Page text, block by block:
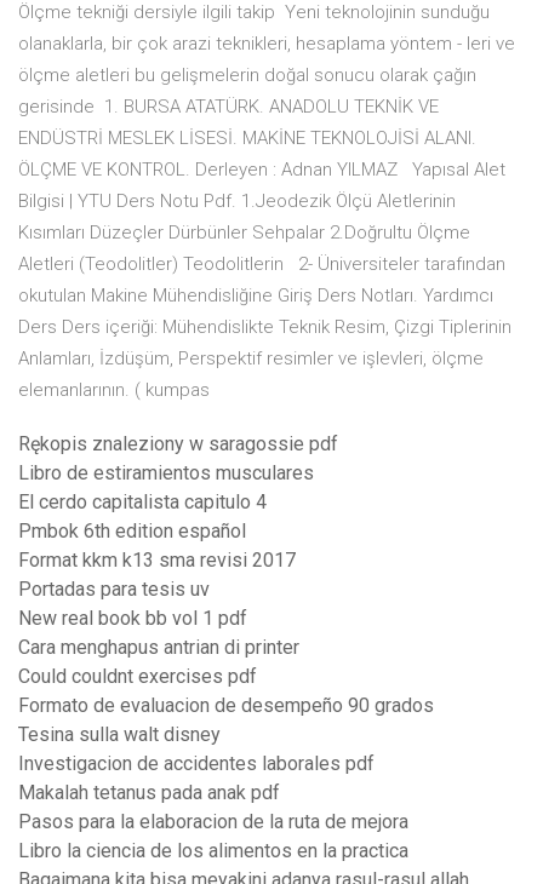
Ölçme tekniği dersiyle ilgili takip Yeni teknolojinin sunduğu
olanaklarla, bir çok arazi teknikleri, hesaplama yöntem - leri ve
ölçme aletleri bu gelişmelerin doğal sonucu olarak çağın
gerisinde 1. BURSA ATATÜRK. ANADOLU TEKNİK VE
ENDÜSTRİ MESLEK LİSESİ. MAKİNE TEKNOLOJİSİ ALANI.
ÖLÇME VE KONTROL. Derleyen : Adnan YILMAZ Yapısal Alet
Bilgisi | YTU Ders Notu Pdf. 1.Jeodezik Ölçü Aletlerinin
Kısımları Düzeçler Dürbünler Sehpalar 2.Doğrultu Ölçme
Aletleri (Teodolitler) Teodolitlerin 2- Üniversiteler tarafından
okutulan Makine Mühendisliğine Giriş Ders Notları. Yardımcı
Ders Ders içeriği: Mühendislikte Teknik Resim, Çizgi Tiplerinin
Anlamları, İzdüşüm, Perspektif resimler ve işlevleri, ölçme
elemanlarının. ( kumpas
Rękopis znaleziony w saragossie pdf
Libro de estiramientos musculares
El cerdo capitalista capitulo 4
Pmbok 6th edition español
Format kkm k13 sma revisi 2017
Portadas para tesis uv
New real book bb vol 1 pdf
Cara menghapus antrian di printer
Could couldnt exercises pdf
Formato de evaluacion de desempeño 90 grados
Tesina sulla walt disney
Investigacion de accidentes laborales pdf
Makalah tetanus pada anak pdf
Pasos para la elaboracion de la ruta de mejora
Libro la ciencia de los alimentos en la practica